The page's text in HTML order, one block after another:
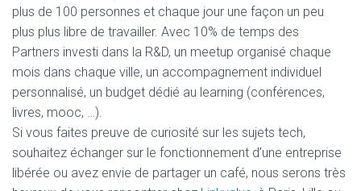
plus de 100 personnes et chaque jour une façon un peu
plus plus libre de travailler. Avec 10% de temps des
Partners investi dans la R&D, un meetup organisé chaque
mois dans chaque ville, un accompagnement individuel
personnalisé, un budget dédié au learning (conférences,
livres, mooc, …).
Si vous faites preuve de curiosité sur les sujets tech,
souhaitez échanger sur le fonctionnement d’une entreprise
libérée ou avez envie de partager un café, nous serons très